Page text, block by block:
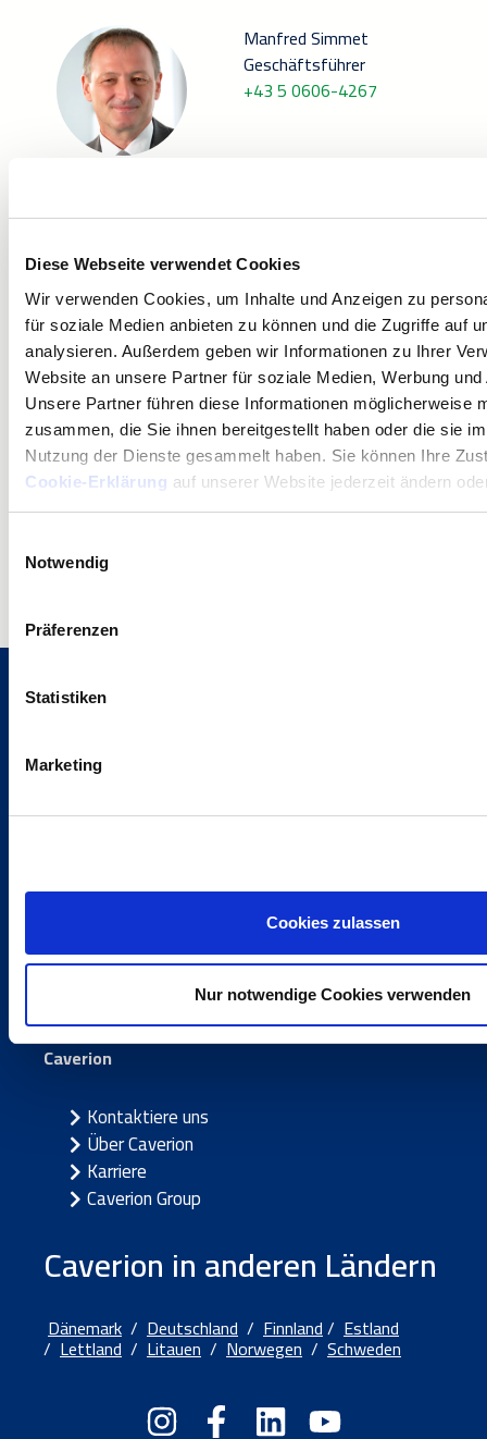
Diese Webseite verwendet Cookies
Wir verwenden Cookies, um Inhalte und Anzeigen zu
für soziale Medien anbieten zu können und die Zugriffe auf
analysieren. Außerdem geben wir Informationen zu Ihrer
Website an unsere Partner für soziale Medien, Werbung
Unsere Partner führen diese Informationen möglicherweise
zusammen, die Sie ihnen bereitgestellt haben oder die sie
Nutzung der Dienste gesammelt haben. Sie können Ihre
Cookie-Erklärung auf unserer Website jederzeit ändern
Notwendig
Präferenzen
Statistiken
Marketing
Cookies zulassen
Nur notwendige Cookies verwenden
Manfred Simmet
Geschäftsführer
+43 5 0606-4267
Jürgen Steiner
Prokurist, Operativer Leiter
Facility Management Österreich
E-MAIL
Dienstleistungen und Themenbereiche
Maintain
Themenbereiche
Caverion
Kontaktiere uns
Über Caverion
Karriere
Caverion Group
Caverion in anderen Ländern
Dänemark / Deutschland / Finnland/ Estland
/ Lettland / Litauen / Norwegen / Schweden